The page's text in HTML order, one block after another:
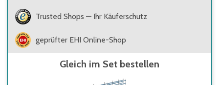
Trusted Shops — Ihr Käuferschutz
geprüfter EHI Online-Shop
Gleich im Set bestellen